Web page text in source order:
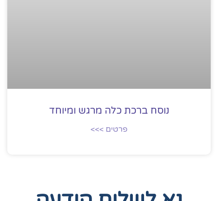
נוסח ברכת כלה מרגש ומיוחד
פרטים >>>